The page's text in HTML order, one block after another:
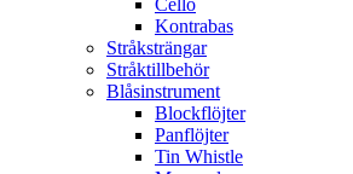
Cello
Kontrabas
Stråksträngar
Stråktillbehör
Blåsinstrument
Blockflöjter
Panflöjter
Tin Whistle